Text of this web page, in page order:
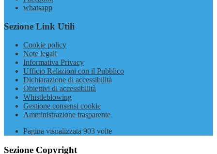
whatsapp
Sezione Link Utili
Cookie policy
Note legali
Informativa Privacy
Ufficio Relazioni con il Pubblico
Dichiarazione di accessibilità
Obiettivi di accessibilità
Whistleblowing
Gestione consensi cookie
Amministrazione trasparente
Pagina visualizzata 903 volte
Sezione Copyright